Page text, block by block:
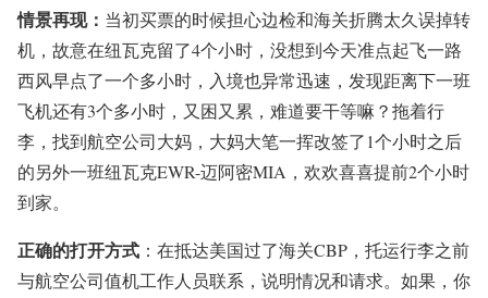
情景再现： 当初买票的时候担心边检和海关折腾太久误掉转
机，故意在纽瓦克留了4个小时，没想到今天准点起飞一路
西风早点了一个多小时，入境也异常迅速，发现距离下一班
飞机还有3个多小时，又困又累，难道要干等嘛？拖着行
李，找到航空公司大妈，大妈大笔一挥改签了1个小时之后
的另外一班纽瓦克EWR-迈阿密MIA，欢欢喜喜提前2个小时
到家。
正确的打开方式 ：在抵达美国过了海关CBP，托运行李之前
与航空公司值机工作人员联系，说明情况和请求。如果，你